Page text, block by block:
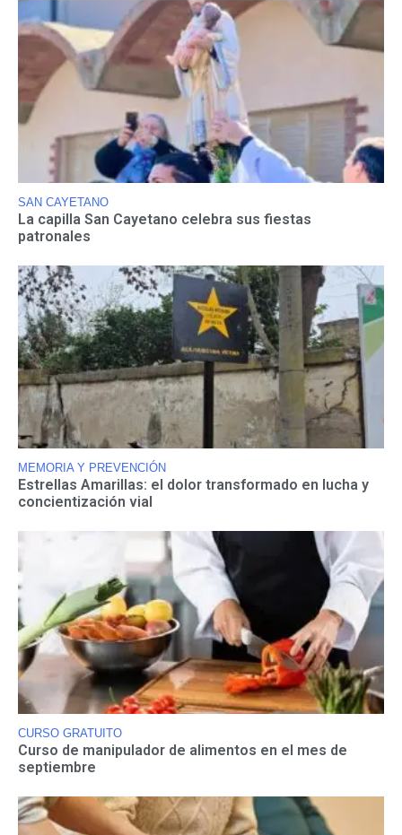
SAN CAYETANO
La capilla San Cayetano celebra sus fiestas
patronales
MEMORIA Y PREVENCIÓN
Estrellas Amarillas: el dolor transformado en lucha y
concientización vial
CURSO GRATUITO
Curso de manipulador de alimentos en el mes de
septiembre